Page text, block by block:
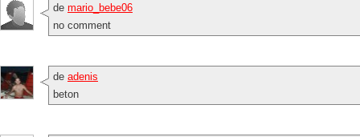
de mario_bebe06
no comment
de adenis
beton